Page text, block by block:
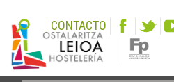
CONTACTO